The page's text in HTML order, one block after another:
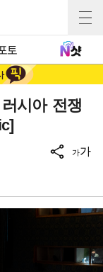
토
시아 전쟁
가가